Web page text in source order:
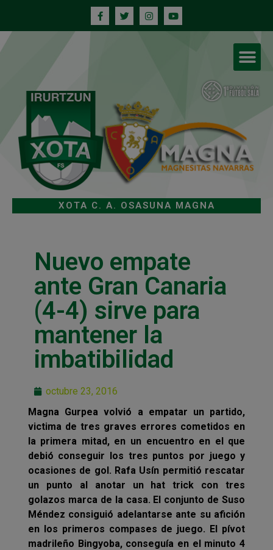
XOTA C. A. OSASUNA MAGNA
Nuevo empate
ante Gran Canaria
(4-4) sirve para
mantener la
imbatibilidad
octubre 23, 2016
Magna Gurpea volvió a empatar un partido,
victima de tres graves errores cometidos en
la primera mitad, en un encuentro en el que
debió conseguir los tres puntos por juego y
ocasiones de gol. Rafa Usín permitió rescatar
un punto al anotar un hat trick con tres
golazos marca de la casa. El conjunto de Suso
Méndez consiguió adelantarse ante su afición
en los primeros compases de juego. El pívot
madrileño Bingyoba, conseguía en el minuto 4